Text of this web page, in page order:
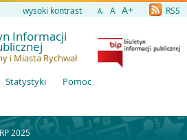
wysoki kontrast A- A A+ RSS
Informacji
i Miasta Rychwał
Statystyki
Pomoc
2025